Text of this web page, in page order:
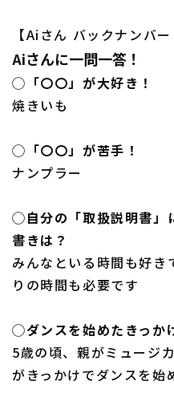
【Aiさん バックナンバー
Aiさんに一問一答！
◯「〇〇」が大好き！
焼きいも
◯「〇〇」が苦手！
ナンプラー
◯自分の「取扱説明書」
書きは？
みんなといる時間も好き
りの時間も必要です
◯ダンスを始めたきっか
5歳の頃、親がミュージ
がきっかけでダンスを始